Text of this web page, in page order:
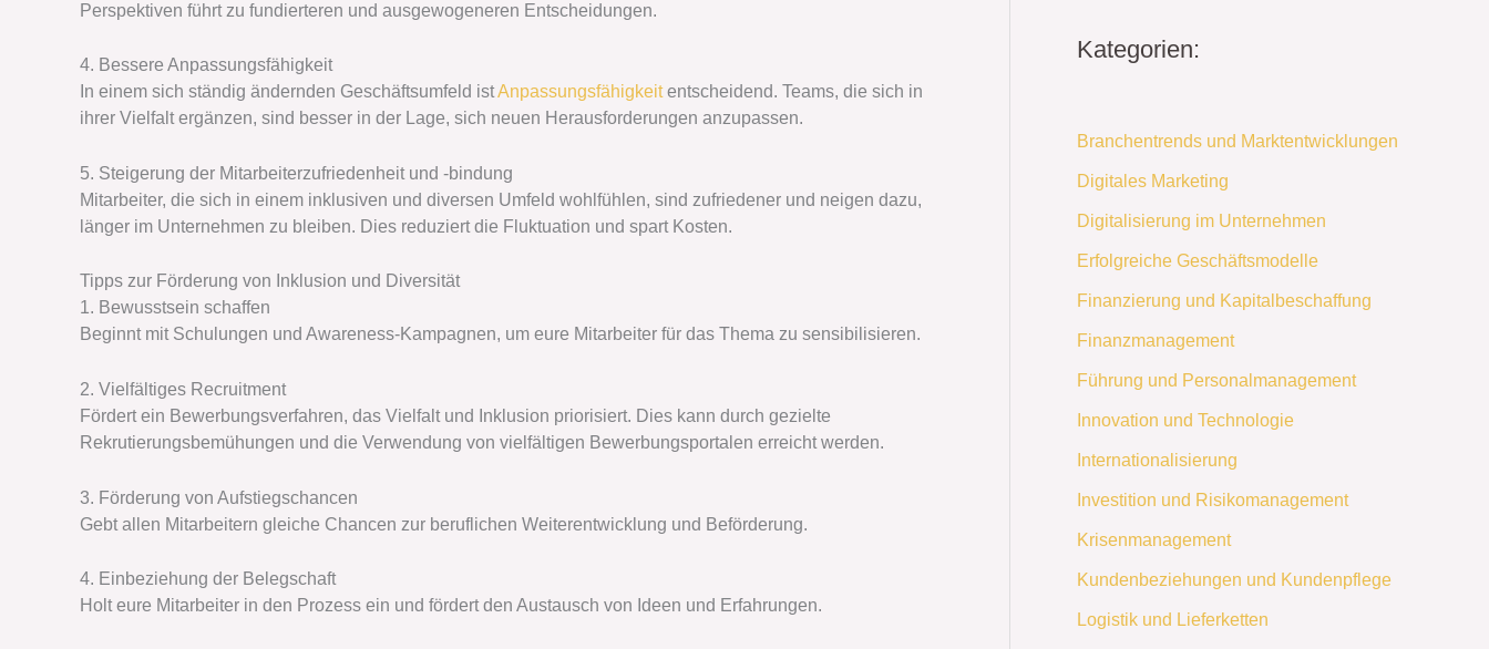
Perspektiven führt zu fundierteren und ausgewogeneren Entscheidungen.
4. Bessere Anpassungsfähigkeit
In einem sich ständig ändernden Geschäftsumfeld istAnpassungsfähigkeitentscheidend. Teams, die sich in
ihrer Vielfalt ergänzen, sind besser in der Lage, sich neuen Herausforderungen anzupassen.
5. Steigerung der Mitarbeiterzufriedenheit und -bindung
Mitarbeiter, die sich in einem inklusiven und diversen Umfeld wohlfühlen, sind zufriedener und neigen dazu,
länger im Unternehmen zu bleiben. Dies reduziert die Fluktuation und spart Kosten.
Tipps zur Förderung von Inklusion und Diversität
1. Bewusstsein schaffen
Beginnt mit Schulungen und Awareness-Kampagnen, um eure Mitarbeiter für das Thema zu sensibilisieren.
2. Vielfältiges Recruitment
Fördert ein Bewerbungsverfahren, das Vielfalt und Inklusion priorisiert. Dies kann durch gezielte
Rekrutierungsbemühungen und die Verwendung von vielfältigen Bewerbungsportalen erreicht werden.
3. Förderung von Aufstiegschancen
Gebt allen Mitarbeitern gleiche Chancen zur beruflichen Weiterentwicklung und Beförderung.
4. Einbeziehung der Belegschaft
Holt eure Mitarbeiter in den Prozess ein und fördert den Austausch von Ideen und Erfahrungen.
Kategorien:
Branchentrends und Marktentwicklungen
Digitales Marketing
Digitalisierung im Unternehmen
Erfolgreiche Geschäftsmodelle
Finanzierung und Kapitalbeschaffung
Finanzmanagement
Führung und Personalmanagement
Innovation und Technologie
Internationalisierung
Investition und Risikomanagement
Krisenmanagement
Kundenbeziehungen und Kundenpflege
Logistik und Lieferketten